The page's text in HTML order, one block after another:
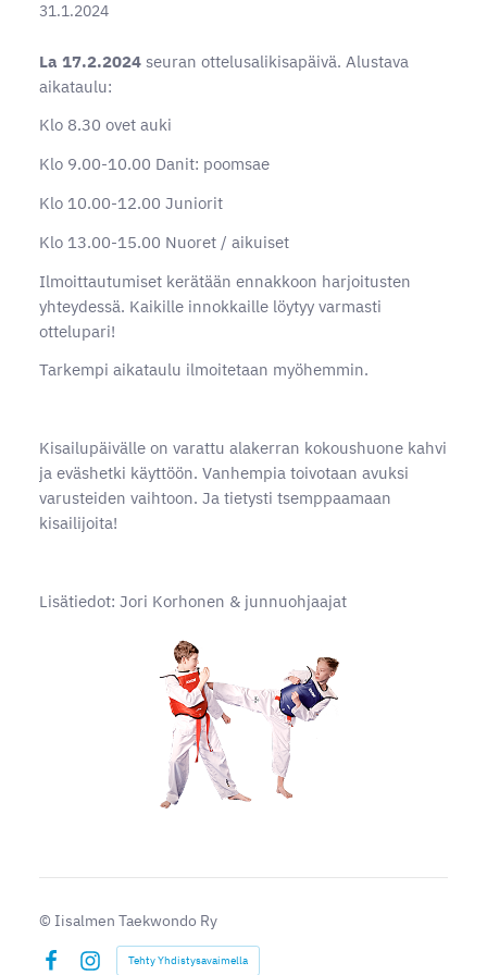
31.1.2024
La 17.2.2024seuran ottelusalikisapäivä. Alustava
aikataulu:
Klo 8.30 ovet auki
Klo 9.00-10.00 Danit: poomsae
Klo 10.00-12.00 Juniorit
Klo 13.00-15.00 Nuoret / aikuiset
Ilmoittautumiset kerätään ennakkoon harjoitusten
yhteydessä. Kaikille innokkaille löytyy varmasti
ottelupari!
Tarkempi aikataulu ilmoitetaan myöhemmin.
Kisailupäivälle on varattu alakerran kokoushuone kahvi
ja eväshetki käyttöön. Vanhempia toivotaan avuksi
varusteiden vaihtoon. Ja tietysti tsemppaamaan
kisailijoita!
Lisätiedot: Jori Korhonen & junnuohjaajat
© Iisalmen Taekwondo Ry
Tehty Yhdistysavaimella